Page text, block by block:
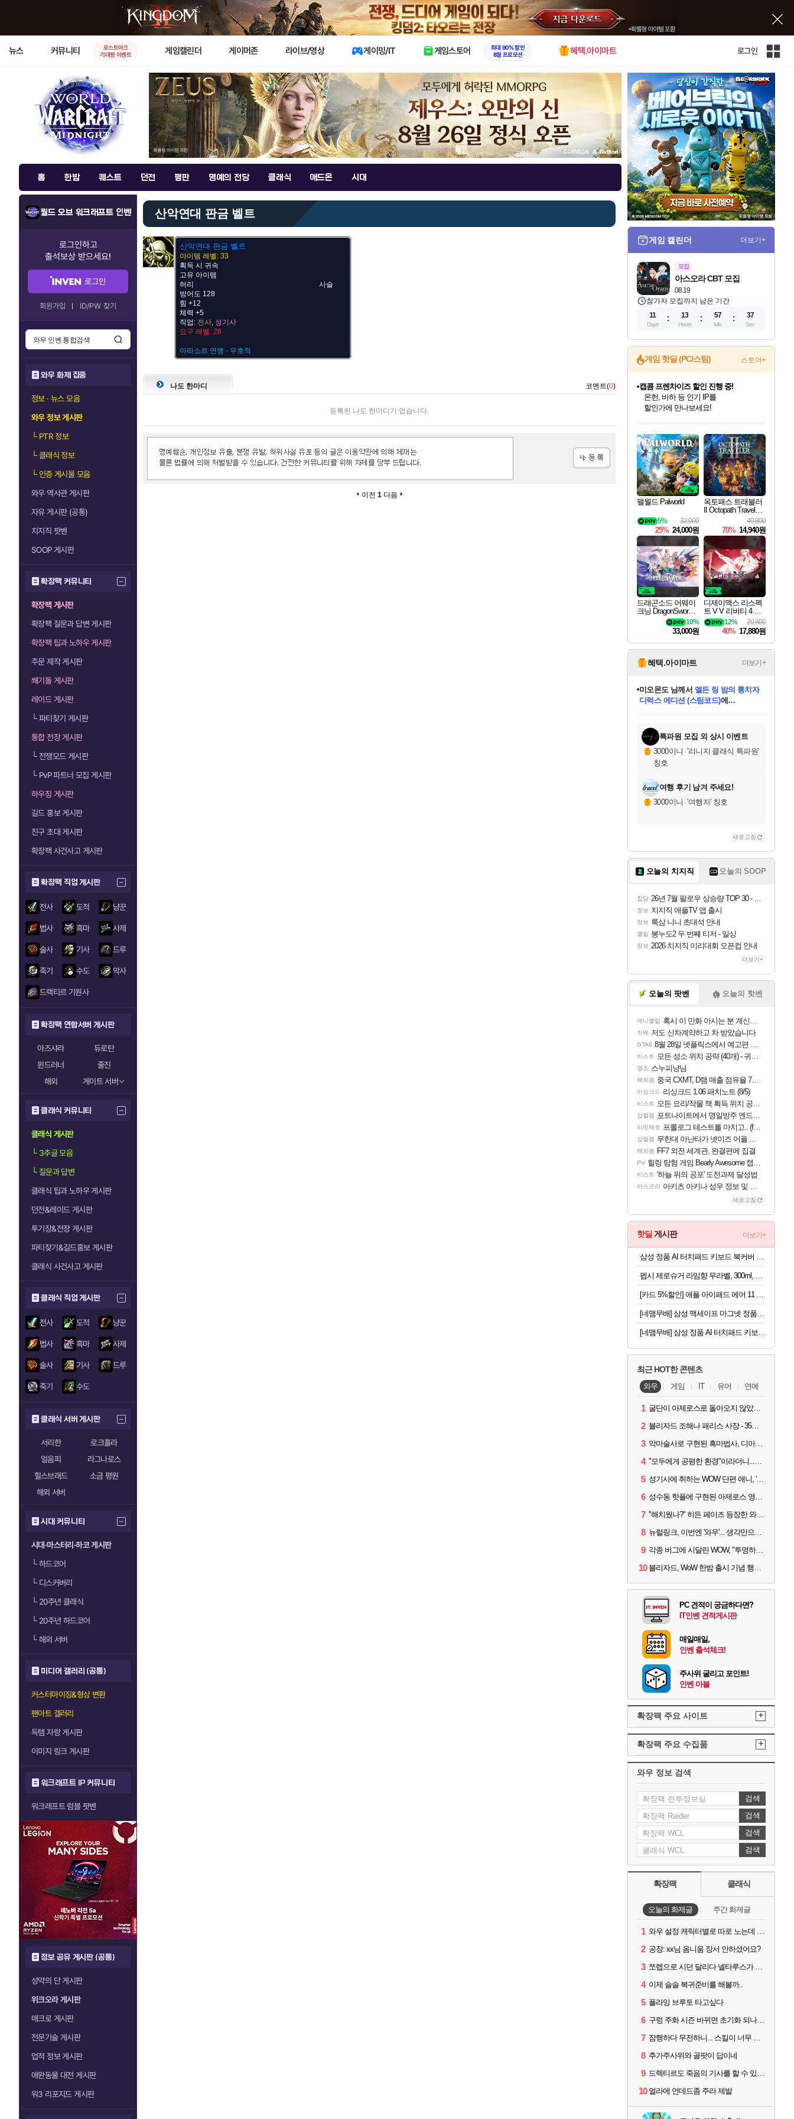
X
뉴스 커뮤니티
로스트아크
기대평 이벤트
게임캘린더 게이머존 라이브/영상 게이밍/IT 게임스토어
최대 90% 할인
8월 프로모션
혜택.아이마트 로그인
인
사
이
트
맵
홈 한밤 퀘스트 던전 평판 명예의 전당 클래식 애드온 시대
월드 오브 워크래프트 인벤
로그인하고
출석보상 받으세요!
로그인
회원가입 ID/PW 찾기
와우 화제 집중
정보 · 뉴스 모음
와우 정보 게시판
└PTR 정보
└클래식 정보
└인증 게시물 모음
와우 역사관 게시판
자유 게시판 (공통)
치지직 팟벤
SOOP 게시판
확장팩 커뮤니티
확장팩 게시판
확장팩 질문과 답변 게시판
확장팩 팁과 노하우 게시판
주문 제작 게시판
쐐기돌 게시판
레이드 게시판
└파티찾기 게시판
통합 전장 게시판
└전쟁모드 게시판
└PvP 파트너 모집 게시판
하우징 게시판
길드 홍보 게시판
친구 초대 게시판
확장팩 사건사고 게시판
확장팩 직업 게시판
전사 도적 냥꾼
법사 흑마 사제
술사 기사 드루
죽기 수도 악사
드랙티르 기원사
확장팩 연합서버 게시판
아즈샤라
듀로탄
윈드러너
줄진
해외
게이트 서버
클래식 커뮤니티
클래식 게시판
└3추글 모음
└질문과 답변
클래식 팁과 노하우 게시판
던전&레이드 게시판
투기장&전장 게시판
파티찾기&길드홍보 게시판
클래식 사건사고 게시판
클래식 직업 게시판
전사 도적 냥꾼
법사 흑마 사제
술사 기사 드루
죽기 수도
클래식 서버 게시판
서리한
로크홀라
얼음피
라그나로스
힐스브래드
소금 평원
해외 서버
시대 커뮤니티
시대·마스터리·하코 게시판
└하드코어
└디스커버리
└20주년 클래식
└20주년 하드코어
└해외 서버
미디어 갤러리 (공통)
커스터마이징&형상 변환
팬아트 갤러리
득템 자랑 게시판
이미지 링크 게시판
워크래프트 IP 커뮤니티
워크래프트 럼블 팟벤
정보 공유 게시판 (공통)
성약의 단 게시판
위크오라 게시판
매크로 게시판
전문기술 게시판
업적 정보 게시판
애완동물 대전 게시판
워3 리포지드 게시판
산악연대 판금 벨트
산악연대 판금 벨트
아이템 레벨: 33
획득 시 귀속
고유 아이템
허리
사슬
방어도 128
힘 +12
체력 +5
직업: 전사, 성기사
요구 레벨: 28
아라소르 연맹 - 우호적
나도 한마디 코멘트(0)
등록된 나도 한마디가 없습니다.
이전 1 다음
게임 캘린더 더보기+
모집
08.19
아스오라 CBT 모집
참가자 모집까지 남은 기간
11
Days
13
Hours
57
Min
36
Sec
게임 핫딜 (PC/스팀) 스토어+
최대 90% 할인가를 만나보세요!
네이버혜택과 함께 만나보세요!
50%할인&추가 적립까지!
네이버 포인트 혜택까지!
이니&베니 혜택까지!
네이버 혜택가와 함께 예약하세요!
할인&네이버혜택으로 만나보세요!
네이버페이 혜택과 만나보세요!
40주년 프로모션으로 만나보세요!
캡콤 프렌차이즈 할인 진행 중!
몬헌, 바하 등 인기 IP를
할인가에 만나보세요!
일부 에디션 상시 할인!
혜택으로 예약 판매 중
편안하게 충전하세요
팰월드 Palworld
32,000
5%
25% 24,000원
옥토패스 트래블러
II Octopath Traveler I
49,800
70% 14,940원
드래곤소드 어웨이
크닝 DragonSword A
10%
33,000원
디제이맥스 리스펙
트 V V 리버티 4 팩
DJMAX RESPECT
V V Liberty 4 Pack D
29,800
12%
40% 17,880원
혜택.아이마트 더보기+
교환.
당첨되셨습니다.
당첨되셨습니다.
당첨되셨습니다.
미오몬도님께서 엘든 링 밤의 통치자
디럭스 에디션 (스팀코드)에
당첨되셨습니다.
당첨되셨습니다.
당첨되셨습니다.
에디션 (스팀코드)를 교환.
당첨되셨습니다.
특파원 모집 외 상시 이벤트
3000이니 ·'리니지 클래식 특파원'
칭호
여행 후기 남겨 주세요!
3000이니 ·'여행자' 칭호
새로고침
오늘의 치지직 오늘의 SOOP
잡담 26년 7월 팔로우 상승량 TOP 30 - 월간 치지직
정보 치지직 애플TV 앱 출시
정보 룩삼 니니 초대석 안내
클립 봉누도2 두 번째 티저 - 일상
정보 2026 치지직 이리대회 오픈컵 안내
더보기+
오늘의 팟벤 오늘의 핫벤
애니클립 혹시 이 만화 아시는 분 계신가요
차벤 저도 신차계약하고 차 받았습니다
GTA6 8월 28일 넷플릭스에서 예고편 공개 예정
비스트 모든 성소 위치 공략 (40개) - 귀환한 영혼 도전과제
명조 스누피냥님
해외겜 중국 CXMT, D램 매출 점유율 7%…글로벌 4위로 부상
리싱크드 리싱크드 1.06 패치노트 (8/5)
비스트 모든 요리/작물 책 획득 위치 공략 (36개) - 미식가 도전과제
섭컬겜 포트나이트에서 명일방주 엔드필드 [펠리카] 판매 예정
리밋제로 프롤로그 테스트를 마치고.. (feat. 리아)
섭컬겜 무한대 아난타가 넷이즈 어플 달력에 일정 등록
해외겜 FF7 외전 세계관, 완결편에 집결
PV 힐링 탐험 게임 Bearly Awesome 챕터 1 트레일러
비스트 '하늘 위의 공포' 도전과제 달성법
아스오라 아키츠 아키나 성우 정보 및 주요 필모
새로고침
핫딜 게시판 더보기+
[네맴무배] 삼성 정품 AI 터치패드 키보드 북커버 케이스 블랙, 갤럭시 탭 S10 FE 플러스
최근 HOT한 콘텐츠
와우 게임 IT 유머 연예
1 굴단이 아제로스로 돌아오지 않았다면? 와우 클래식+ 주목
2 블리자드 조해나 패리스 사장 - 35년 역사, 그리고 비전
3 악마술사로 구현된 흑마법사, 디아4 x 와우 콜라보 살펴보기
4 "모두에게 공평한 환경"이라더니...여전히 살아있는 애드온
5 성기사에 취하는 WOW 단편 애니, '신성한 모든 것'
6 성수동 핫플에 구현된 아제로스 영웅들의 안식처, WoW 홈스윗홈
7 "해치웠나?" 히든 페이즈 등장한 와우 '한밤', 세계 최초 킬은 '팀 리퀴드'
8 뉴럴링크, 이번엔 '와우'... 생각만으로 게임하는 시대 성큼
9 각종 버그에 시달린 WOW, "투명하고 신속한 소통과 대응 약속"
10 블리자드, WoW 한밤 출시 기념 행사 '홈스윗홈' 28일 개최
PC 견적이 궁금하다면?
IT인벤 견적게시판
매일매일,
인벤 출석체크!
주사위 굴리고 포인트!
인벤 마블
확장팩 주요 사이트 +
확장팩 주요 수집품 +
와우 정보 검색
검색
검색
검색
검색
확장팩 클래식
오늘의 화제글 주간 화제글
1 와우 설정 캐릭터별로 따로 노는데 통일시키는법 있나요
2 공장: xx님 옴니움 장서 안하셨어요?
3 쪼렙으로 시던 달리다 넬타루스가 나오면 긴장해야 할 몹
4 이제 슬슬 복귀준비를 해볼까..
5 플라잉 브루토 타고싶다
6 구렁 주화 시즌 바뀌면 초기화 되나요?
7 잠행하다 무전하니... 스킬이 너무 많소...ㅠㅠ
8 추가주사위와 골팟이 답이네
9 드렉티르도 죽음의 기사를 할 수 있기를
10 얼라에 언데드좀 주라 제발